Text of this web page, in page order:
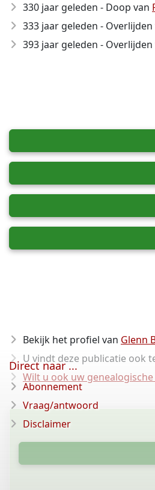
330 jaar geleden - Doop van
333 jaar geleden - Overlijden
393 jaar geleden - Overlijden
Bekijk het profiel van Glenn
U vindt deze publicatie ook
Wilt u ook uw
Direct naar ...
Abonnement
Vraag/antwoord
Disclaimer